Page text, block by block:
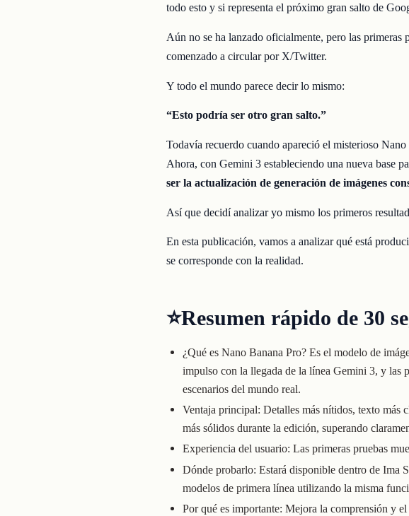
todo esto y si representa el próximo gran salto de
Aún no se ha lanzado oficialmente, pero las primeras
comenzado a circular por X/Twitter.
Y todo el mundo parece decir lo mismo:
“Esto podría ser otro gran salto.”
Todavía recuerdo cuando apareció el misterioso
Ahora, con Gemini 3 estableciendo una nueva base
ser la actualización de generación de imágenes
Así que decidí analizar yo mismo los primeros
En esta publicación, vamos a analizar qué está
se corresponde con la realidad.
⭐Resumen rápido de 30
¿Qué es Nano Banana Pro? Es el modelo de
impulso con la llegada de la línea Gemini 3, y las
escenarios del mundo real.
Ventaja principal: Detalles más nítidos, texto más
más sólidos durante la edición, superando
Experiencia del usuario: Las primeras pruebas
Dónde probarlo: Estará disponible dentro de Ima
modelos de primera línea utilizando la misma
Por qué es importante: Mejora la comprensión y